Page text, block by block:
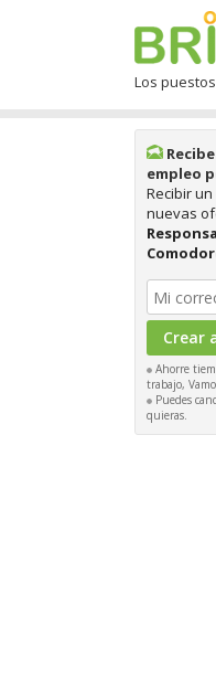
Los
empleo
Recibir
nuevas
Ahorre
trabajo,
Puedes
quieras.